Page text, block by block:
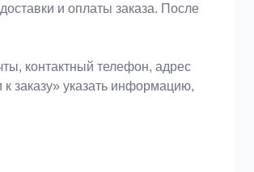
и оплаты заказа. После
контактный телефон, адрес
заказу» указать информацию,